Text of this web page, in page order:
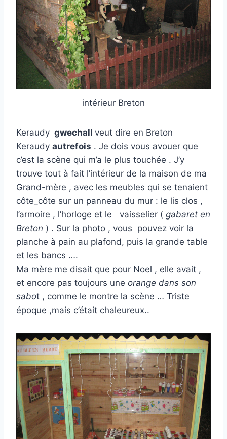
intérieur Breton
Keraudy gwechall veut dire en Breton
Keraudy autrefois . Je dois vous avouer que
c’est la scène qui m’a le plus touchée . J’y
trouve tout à fait l’intérieur de la maison de ma
Grand-mère , avec les meubles qui se tenaient
côte_côte sur un panneau du mur : le lis clos ,
l’armoire , l’horloge et le vaisselier ( gabaret en
Breton ) . Sur la photo , vous pouvez voir la
planche à pain au plafond, puis la grande table
et les bancs ….
Ma mère me disait que pour Noel , elle avait ,
et encore pas toujours une orange dans son
sabot , comme le montre la scène … Triste
époque ,mais c’était chaleureux..